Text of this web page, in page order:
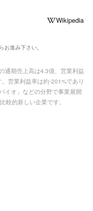
Wikipedia
お進み下さい。
通期売上高は4.3億、営業利益
営業利益率は約-201%であり
イオ」などの分野で事業展開
較的新しい企業です。